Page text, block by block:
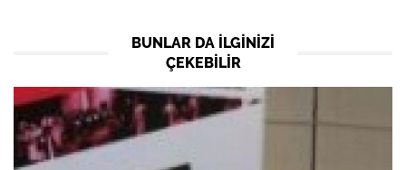
BUNLAR DA ILGINIZI
ÇEKEBILIR